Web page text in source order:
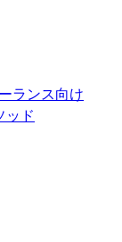
ランス向け
ッド